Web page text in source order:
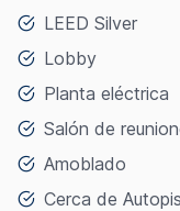
LEED Silver
Lobby
Planta eléctrica
Salón de
Amoblado
Cerca de